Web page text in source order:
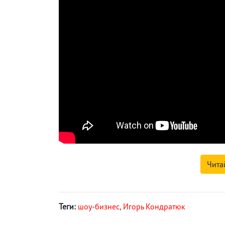
Теги: шоу-бизнес, Игорь Кондратюк